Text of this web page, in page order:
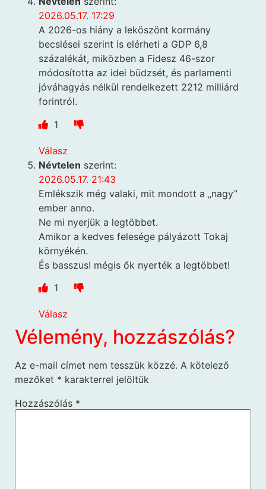
2026.05.17. 17:29
A 2026-os hiány a leköszönt kormány
becslései szerint is elérheti a GDP 6,8
százalékát, miközben a Fidesz 46-szor
módosította az idei büdzsét, és parlamenti
jóváhagyás nélkül rendelkezett 2212 milliárd
forintról.
1
Válasz
Névtelen szerint:
2026.05.17. 21:43
Emlékszik még valaki, mit mondott a „nagy”
ember anno.
Ne mi nyerjük a legtöbbet.
Amikor a kedves felesége pályázott Tokaj
környékén.
És basszus! mégis ők nyerték a legtöbbet!
1
Válasz
Vélemény, hozzászólás?
Az e-mail címet nem tesszük közzé. A kötelező
mezőket * karakterrel jelöltük
Hozzászólás *